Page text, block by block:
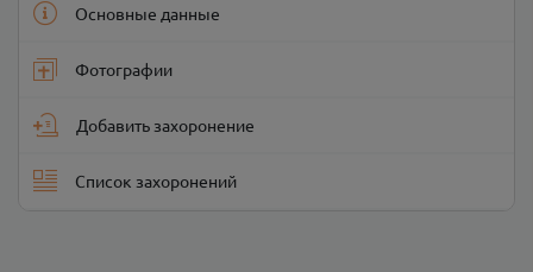
Основные данные
Фотографии
Добавить захоронение
Список захоронений